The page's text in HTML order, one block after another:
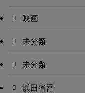
映画
未分類
未分類
浜田省吾